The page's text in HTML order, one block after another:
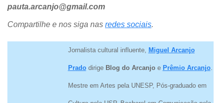
pauta.arcanjo@gmail.com
Compartilhe e nos siga nas redes sociais.
Jornalista cultural influente, Miguel Arcanjo
Pradodirige Blog do Arcanjoe Prêmio Arcanjo.
Mestre em Artes pela UNESP, Pós-graduado em